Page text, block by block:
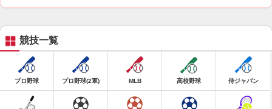
競技一覧
プロ野球 プロ野球(2軍) MLB 高校野球 侍ジャパン